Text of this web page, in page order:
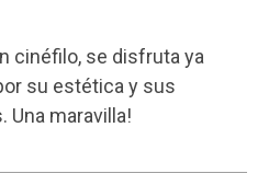
cinéfilo, se disfruta ya
su estética y sus
Una maravilla!